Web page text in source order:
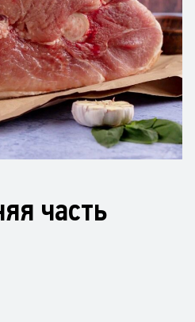
часть